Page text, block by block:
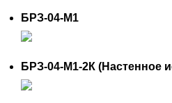
БРЗ-04-М1
БРЗ-04-М1-2К (Настенное